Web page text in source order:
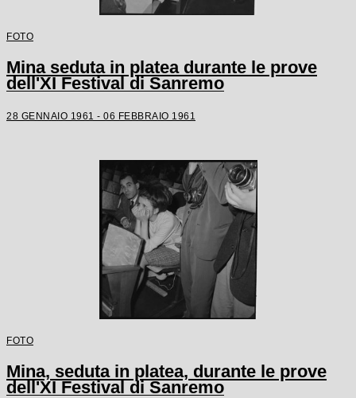
FOTO
Mina seduta in platea durante le prove
dell'XI Festival di Sanremo
28 GENNAIO 1961 - 06 FEBBRAIO 1961
FOTO
Mina, seduta in platea, durante le prove
dell'XI Festival di Sanremo